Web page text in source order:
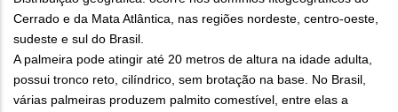
Cerrado e da Mata Atlântica, nas regiões nordeste, centro-oeste,
sudeste e sul do Brasil.
A palmeira pode atingir até 20 metros de altura na idade adulta,
possui tronco reto, cilíndrico, sem brotação na base. No Brasil,
várias palmeiras produzem palmito comestível, entre elas a